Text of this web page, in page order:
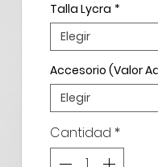
Talla Lycra *
Elegir
Accesorio (Valor
Elegir
Cantidad *